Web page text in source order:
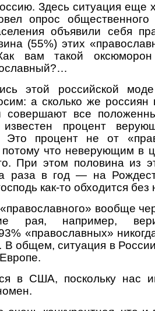
Здесь ситуация еще
опрос общественного
объявили себя
(55%) этих
вам такой
этой российской
а сколько же
все
процент
процент не от
что неверующим в
При этом половина из
раза в год — на
как-то обходится без
вообще
рая, например,
«православных»
В общем, ситуация в
в США, поскольку нас